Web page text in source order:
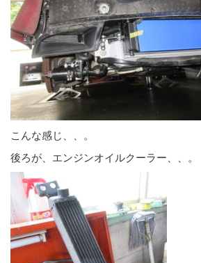
こんな感じ、、。
後ろが、エンジンオイルクーラー、、。